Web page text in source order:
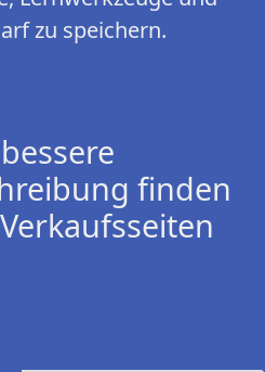
zu speichern.
finden